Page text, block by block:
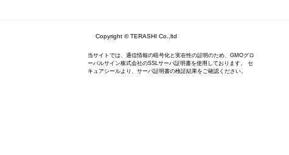
Copyright © TERASHI Co.,ltd
当サイトでは、通信情報の暗号化と実在性の証明のため、GMOグロ
ーバルサイン株式会社のSSLサーバ証明書を使用しております。 セ
キュアシールより、サーバ証明書の検証結果をご確認ください。